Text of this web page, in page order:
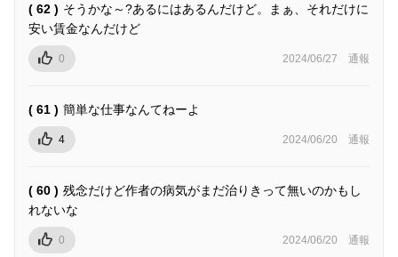
( 62 ) そうかな～?あるにはあるんだけど。まぁ、それだけに
安い賃金なんだけど
0 2024/06/27 通報
( 61 ) 簡単な仕事なんてねーよ
4 2024/06/20 通報
( 60 ) 残念だけど作者の病気がまだ治りきって無いのかもし
れないな
0 2024/06/20 通報